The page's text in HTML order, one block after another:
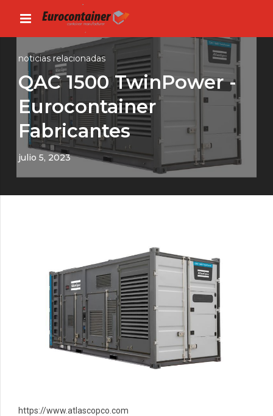
noticias relacionadas
QAC 1500 TwinPower -
Eurocontainer
Fabricantes
julio 5, 2023
https://www.atlascopco.com